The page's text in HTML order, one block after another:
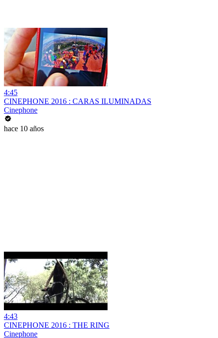
4:45
CINEPHONE 2016 : CARAS ILUMINADAS
Cinephone
hace 10 años
4:43
CINEPHONE 2016 : THE RING
Cinephone